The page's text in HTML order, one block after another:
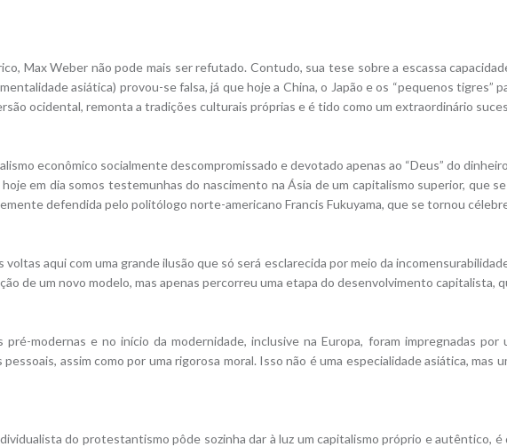
Max Weber não pode mais ser refutado. Contudo, sua tese sobre a escassa
asiática) provou-se falsa, já que hoje a China, o Japão e os “pequenos tigres”
ocidental, remonta a tradições culturais próprias e é tido como um extraordinário
econômico socialmente descompromissado e devotado apenas ao “Deus” do
em dia somos testemunhas do nascimento na Ásia de um capitalismo superior, que
defendida pelo politólogo norte-americano Francis Fukuyama, que se tornou
voltas aqui com uma grande ilusão que só será esclarecida por meio da
de um novo modelo, mas apenas percorreu uma etapa do desenvolvimento capitalista,
pré-modernas e no início da modernidade, inclusive na Europa, foram impregnadas
assim como por uma rigorosa moral. Isso não é uma especialidade asiática, mas
do protestantismo pôde sozinha dar à luz um capitalismo próprio e autêntico,